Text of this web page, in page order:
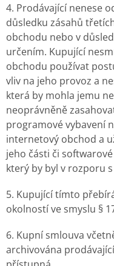
4. Prodávající nenese
důsledku zásahů
obchodu nebo v
určením. Kupující
obchodu používat
vliv na jeho provoz a
která by mohla jemu
neoprávněně
programové vybavení
internetový obchod a
jeho části či
který by byl v rozporu
5. Kupující tímto
okolností ve smyslu §
6. Kupní smlouva
archivována